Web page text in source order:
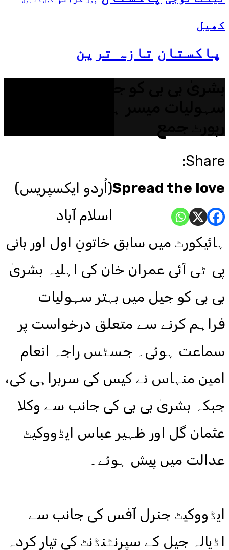
کھیل
پاکستان تازہ ترین
Share:
Spread the love(اُردو ایکسپریس)
اسلام آباد
ہائیکورٹ میں سابق خاتونِ اول اور بانی
پی ٹی آئی عمران خان کی اہلیہ بشریٰ
بی بی کو جیل میں بہتر سہولیات
فراہم کرنے سے متعلق درخواست پر
سماعت ہوئی۔ جسٹس راجہ انعام
امین منہاس نے کیس کی سربراہی کی،
جبکہ بشریٰ بی بی کی جانب سے وکلا
عثمان گل اور ظہیر عباس ایڈووکیٹ
عدالت میں پیش ہوئے۔
ایڈووکیٹ جنرل آفس کی جانب سے
اڈیالہ جیل کے سپرنٹنڈنٹ کی تیار کردہ